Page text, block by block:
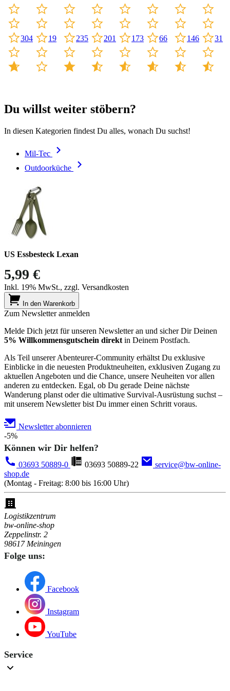
304 19 235 201 173 66 146 31
Du willst weiter stöbern?
In diesen Kategorien findest Du alles, wonach Du suchst!
Mil-Tec
Outdoorküche
US Essbesteck Lexan
5,99 €
Inkl. 19% MwSt., zzgl. Versandkosten
In den Warenkorb
Zum Newsletter anmelden
Melde Dich jetzt für unseren Newsletter an und sicher Dir Deinen
5% Willkommensgutschein direkt in Deinem Postfach.
Als Teil unserer Abenteurer-Community erhältst Du exklusive
Einblicke in die neuesten Produktneuheiten, exklusiven Zugang zu
aktuellen Angeboten und die Chance, unsere Neuheiten vor allen
anderen zu entdecken. Egal, ob Du gerade Deine nächste
Wanderung planst oder die ultimative Survival-Ausrüstung suchst –
mit unserem Newsletter bist Du immer einen Schritt voraus.
Newsletter abonnieren
-5%
Können wir Dir helfen?
03693 50889-0 03693 50889-22
service@bw-online-
shop.de
(Montag - Freitag: 8:00 bis 16:00 Uhr)
Logistikzentrum
bw-online-shop
Zeppelinstr. 2
98617 Meiningen
Folge uns:
Facebook
Instagram
YouTube
Service